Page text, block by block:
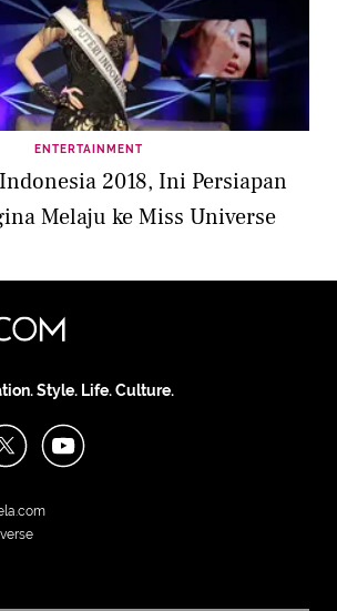
ENTERTAINMENT
2018, Ini Persiapan
Melaju ke Miss Universe
Style. Life. Culture.